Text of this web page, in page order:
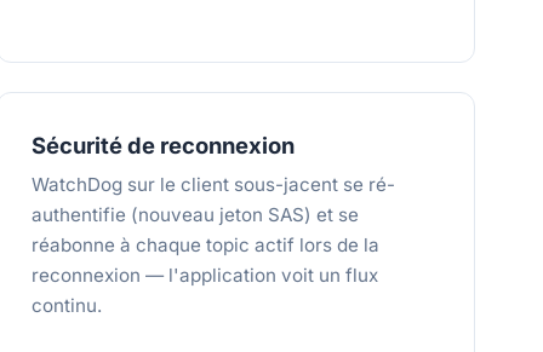
Sécurité de reconnexion
WatchDog sur le client sous-jacent se ré-
authentifie (nouveau jeton SAS) et se
réabonne à chaque topic actif lors de la
reconnexion — l'application voit un flux
continu.